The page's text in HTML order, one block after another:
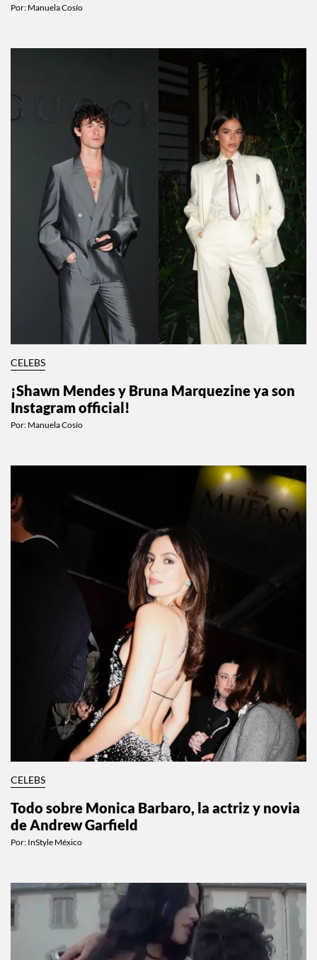
Por: Manuela Cosío
CELEBS
¡Shawn Mendes y Bruna Marquezine ya son
Instagram official!
Por: Manuela Cosío
CELEBS
Todo sobre Monica Barbaro, la actriz y novia
de Andrew Garfield
Por: InStyle México